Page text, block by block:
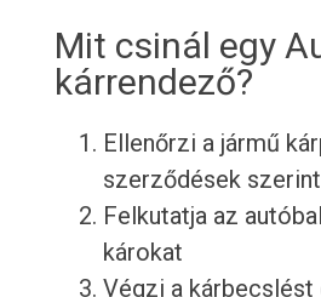
Mit csinál egy
kárrendező?
Ellenőrzi a jármű
szerződések
Felkutatja az
károkat
Végzi a kárbecslést